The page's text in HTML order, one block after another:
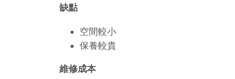
缺點
空間較小
保養較貴
維修成本